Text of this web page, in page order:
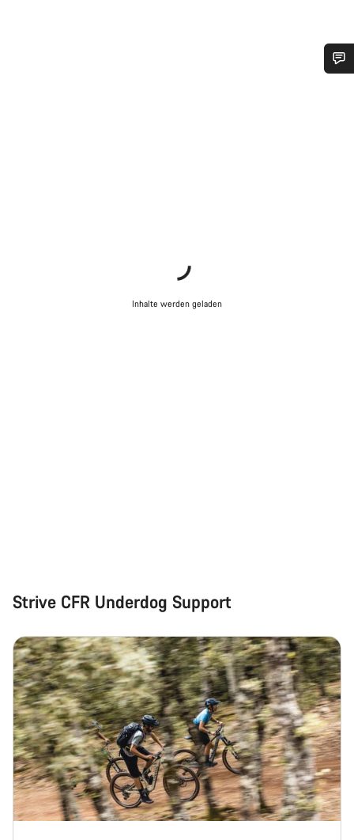
Inhalte werden geladen
Strive CFR Underdog Support